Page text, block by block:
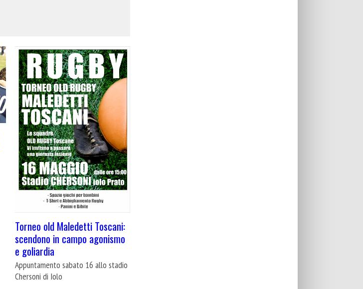
Torneo old Maledetti Toscani:
scendono in campo agonismo
e goliardia
Appuntamento sabato 16 allo stadio
Chersoni di Iolo